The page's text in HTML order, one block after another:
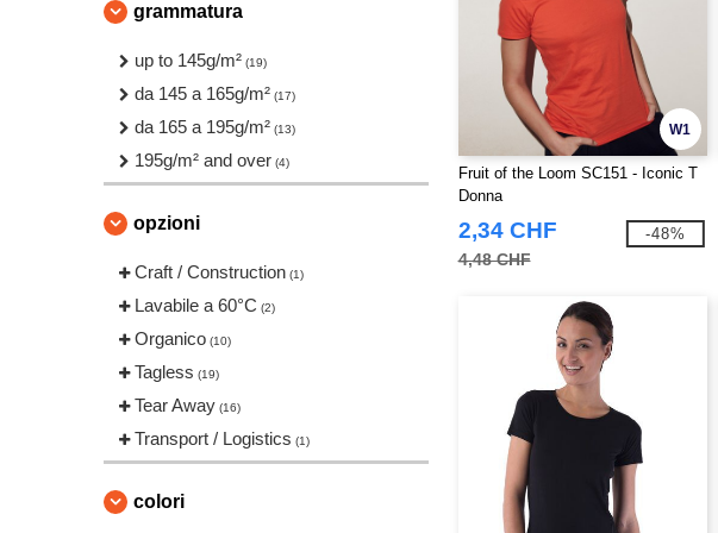
Sans Étiquette
Skinnifit (3)
Starworld (1)
Tee Jays (3)
Tombo (2)
VELILLA (1)
grammatura
up to 145g/m² (19)
da 145 a 165g/m² (17)
da 165 a 195g/m² (13)
195g/m² and over (4)
opzioni
Craft / Construction (1)
Lavabile a 60°C (2)
Organico (10)
Tagless (19)
Tear Away (16)
Transport / Logistics (1)
colori
W1
Fruit of the Loom SC151 - Iconic T
Donna
2,34 CHF
4,48 CHF
-48%